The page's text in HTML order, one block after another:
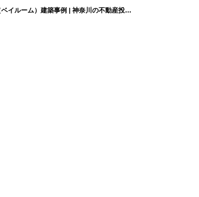
『ベイルーム長津田フロント/神奈川県横浜市緑区長津田5丁目の新築アパートBayRoom（ベイルーム）建築事例 | 神奈川の不動産投資、新築アパート経営は横濱コーポレーション